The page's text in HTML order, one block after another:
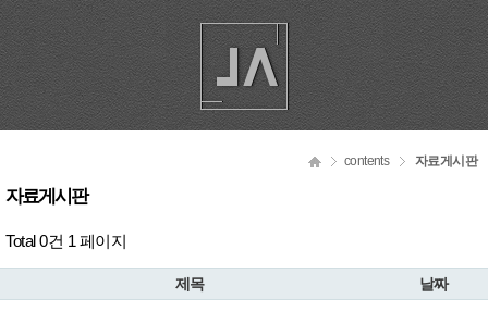
contents 자료게시판
자료게시판
Total 0건 1 페이지
제목 날짜